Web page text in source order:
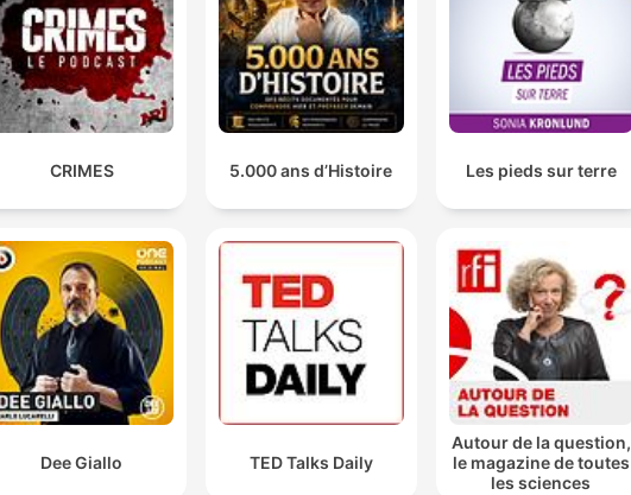
kwetsbaarder zijn voor verstoringen zoals branden dan diverse
ecosystemen.
CRIMES 5.000 ans d’Histoire Les pieds sur terre
Dee Giallo TED Talks Daily
Autour de la question,
le magazine de toutes
les sciences